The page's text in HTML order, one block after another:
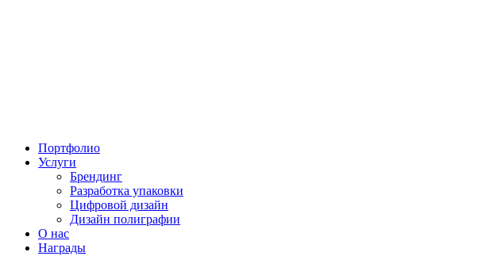
Портфолио
Услуги
Брендинг
Разработка упаковки
Цифровой дизайн
Дизайн полиграфии
О нас
Награды